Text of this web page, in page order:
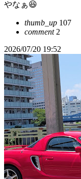
やなぁ😆
thumb_up 107
comment2
2026/07/20 19:52